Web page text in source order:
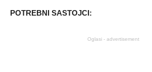
POTREBNI SASTOJCI:
Oglasi - advertisement